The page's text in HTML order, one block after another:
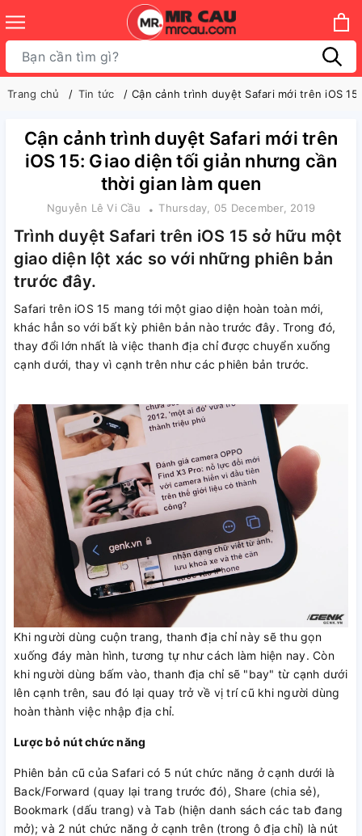
Trang chủ Tin tức Cận cảnh trình duyệt Safari mới trên iOS
Cận cảnh trình duyệt Safari mới trên
iOS 15: Giao diện tối giản nhưng cần
thời gian làm quen
Nguyễn Lê Vi Cầu Thursday, 05 December, 2019
Trình duyệt Safari trên iOS 15 sở hữu một
giao diện lột xác so với những phiên bản
trước đây.
Safari trên iOS 15 mang tới một giao diện hoàn toàn mới,
khác hẳn so với bất kỳ phiên bản nào trước đây. Trong đó,
thay đổi lớn nhất là việc thanh địa chỉ được chuyển xuống
cạnh dưới, thay vì cạnh trên như các phiên bản trước.
Khi người dùng cuộn trang, thanh địa chỉ này sẽ thu gọn
xuống đáy màn hình, tương tự như cách làm hiện nay. Còn
khi người dùng bấm vào, thanh địa chỉ sẽ "bay" từ cạnh dưới
lên cạnh trên, sau đó lại quay trở về vị trí cũ khi người dùng
hoàn thành việc nhập địa chỉ.
Lược bỏ nút chức năng
Phiên bản cũ của Safari có 5 nút chức năng ở cạnh dưới là
Back/Forward (quay lại trang trước đó), Share (chia sẻ),
Bookmark (dấu trang) và Tab (hiện danh sách các tab đang
mở); và 2 nút chức năng ở cạnh trên (trong ô địa chỉ) là nút